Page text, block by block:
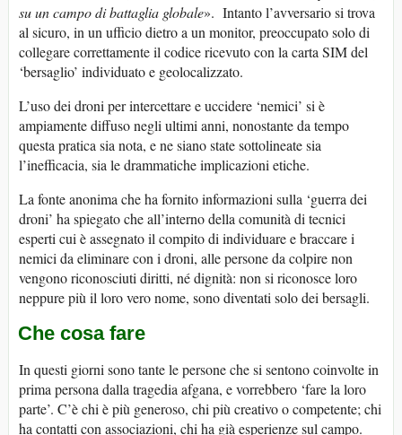
su un campo di battaglia globale». Intanto l’avversario si trova
al sicuro, in un ufficio dietro a un monitor, preoccupato solo di
collegare correttamente il codice ricevuto con la carta SIM del
‘bersaglio’ individuato e geolocalizzato.
L’uso dei droni per intercettare e uccidere ‘nemici’ si è
ampiamente diffuso negli ultimi anni, nonostante da tempo
questa pratica sia nota, e ne siano state sottolineate sia
l’inefficacia, sia le drammatiche implicazioni etiche.
La fonte anonima che ha fornito informazioni sulla ‘guerra dei
droni’ ha spiegato che all’interno della comunità di tecnici
esperti cui è assegnato il compito di individuare e braccare i
nemici da eliminare con i droni, alle persone da colpire non
vengono riconosciuti diritti, né dignità: non si riconosce loro
neppure più il loro vero nome, sono diventati solo dei bersagli.
Che cosa fare
In questi giorni sono tante le persone che si sentono coinvolte in
prima persona dalla tragedia afgana, e vorrebbero ‘fare la loro
parte’. C’è chi è più generoso, chi più creativo o competente; chi
ha contatti con associazioni, chi ha già esperienze sul campo.